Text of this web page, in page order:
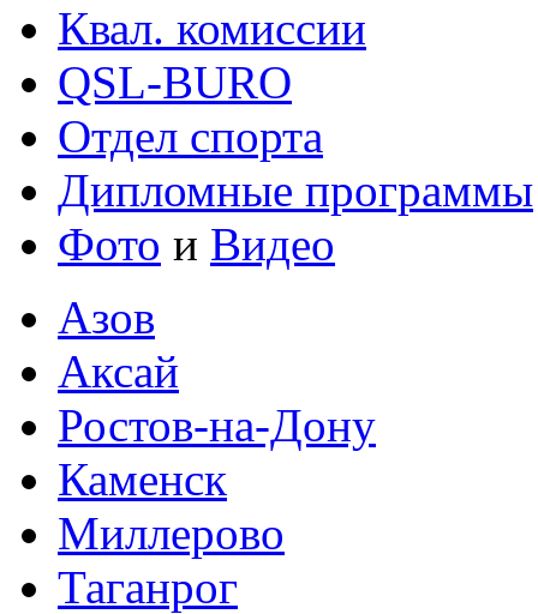
Квал. комиссии
QSL-BURO
Отдел спорта
Дипломные программы
Фото и Видео
Азов
Аксай
Ростов-на-Дону
Каменск
Миллерово
Таганрог